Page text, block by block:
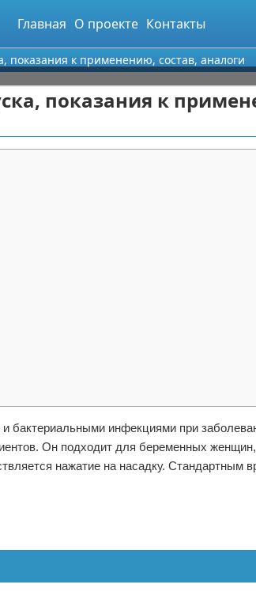
Главная О проекте Контакты
показания к применению, состав, аналоги
показания к
бактериальными инфекциями при
Он подходит для беременных
нажатие на насадку. Стандартным